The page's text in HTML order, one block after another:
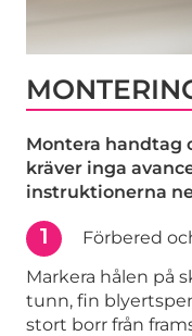
Montera handtag
kräver inga
instruktionerna
1
Förbered
Markera hålen på
tunn, fin
stort borr från